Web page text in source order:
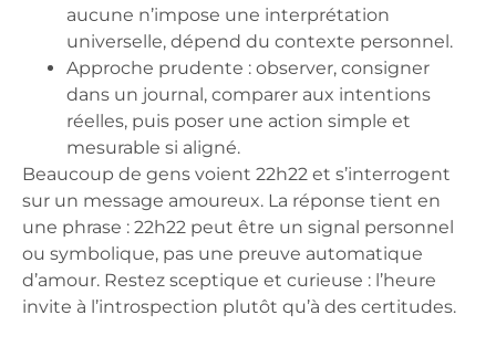
aucune n’impose une interprétation
universelle, dépend du contexte personnel.
Approche prudente : observer, consigner
dans un journal, comparer aux intentions
réelles, puis poser une action simple et
mesurable si aligné.
Beaucoup de gens voient 22h22 et s’interrogent
sur un message amoureux. La réponse tient en
une phrase : 22h22 peut être un signal personnel
ou symbolique, pas une preuve automatique
d’amour. Restez sceptique et curieuse : l’heure
invite à l’introspection plutôt qu’à des certitudes.